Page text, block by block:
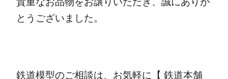
とうございました。
鉄道模型のご相談は、お気軽に【 鉄道本舗